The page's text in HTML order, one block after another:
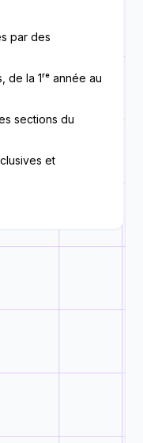
par des
la 1ʳᵉ année au
sections du
et